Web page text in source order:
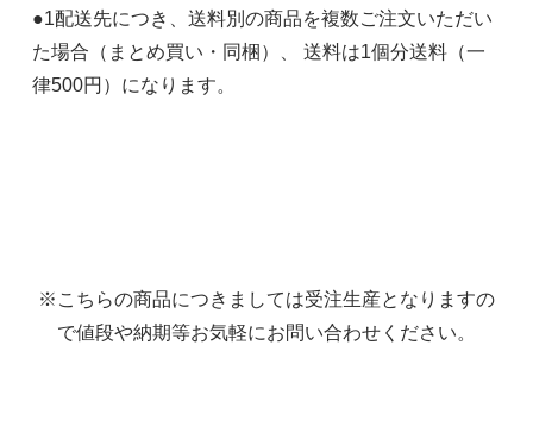
●1配送先につき、送料別の商品を複数ご注文いただい
た場合（まとめ買い・同梱）、 送料は1個分送料（一
律500円）になります。
※こちらの商品につきましては受注生産となりますの
で値段や納期等お気軽にお問い合わせください。